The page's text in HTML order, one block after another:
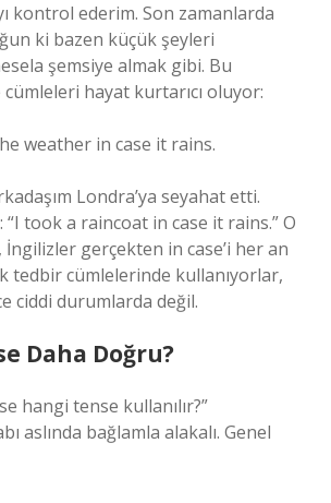
kontrol ederim. Son zamanlarda
ki bazen küçük şeyleri
şemsiye almak gibi. Bu
hayat kurtarıcı oluyor:
weather in case it rains.
Londra’ya seyahat etti.
“I took a raincoat in case it rains.” O
gerçekten in case’i her an
tedbir cümlelerinde kullanıyorlar,
ciddi durumlarda değil.
Daha Doğru?
hangi tense kullanılır?”
aslında bağlamla alakalı. Genel